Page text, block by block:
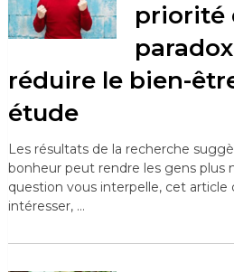
priorité
réduire le bien-
étude
Les résultats de la recherche
bonheur peut rendre les gens plus
question vous interpelle, cet article
intéresser, …